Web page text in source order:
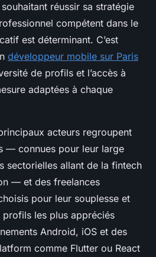
réussir sa stratégie
compétent dans le
est déterminant. C’est
développeur mobile sur Paris
de profils et l’accès à
adaptées à chaque
acteurs regroupent
— connues pour leur large
sectorielles allant de la fintech
— et des freelances
pour leur souplesse et
les plus appréciés
Android, iOS et des
comme Flutter ou React